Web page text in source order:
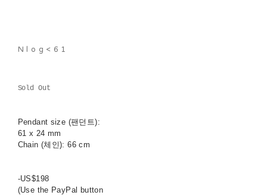
Nlog<61
Sold Out
Pendant size (팬던트):
61 x 24 mm
Chain (체인): 66 cm
-US$198
(Use the PayPal button